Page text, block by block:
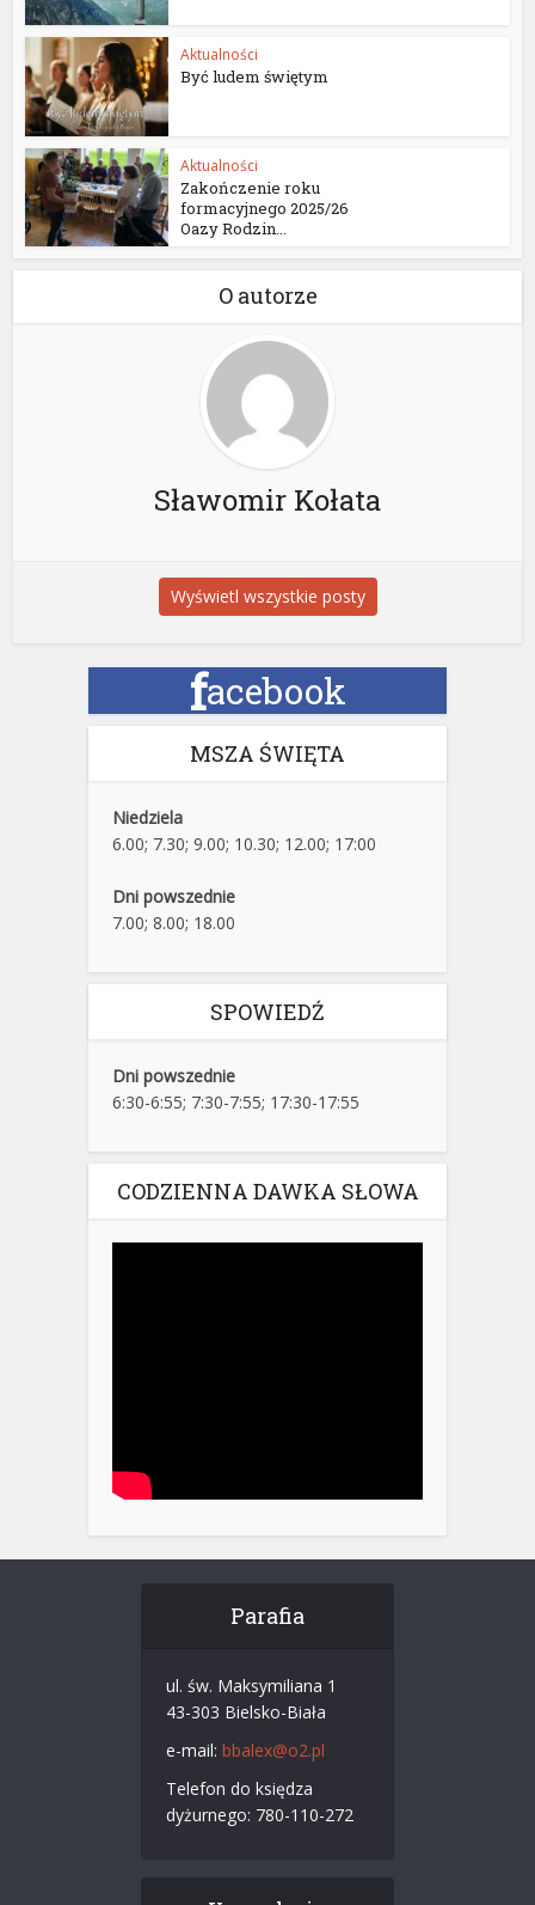
Aktualności
Być ludem świętym
Aktualności
Zakończenie roku
formacyjnego 2025/26
Oazy Rodzin...
O autorze
Sławomir Kołata
Wyświetl wszystkie posty
facebook
MSZA ŚWIĘTA
Niedziela
6.00; 7.30; 9.00; 10.30; 12.00; 17:00
Dni powszednie
7.00; 8.00; 18.00
SPOWIEDŹ
Dni powszednie
6:30-6:55; 7:30-7:55; 17:30-17:55
CODZIENNA DAWKA SŁOWA
Parafia
ul. św. Maksymiliana 1
43-303 Bielsko-Biała
e-mail: bbalex@o2.pl
Telefon do księdza
dyżurnego: 780-110-272